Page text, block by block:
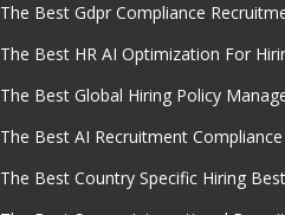
The Best Gdpr Compliance
The Best HR AI Optimization For
The Best Global Hiring Policy
The Best AI Recruitment
The Best Country Specific Hiring